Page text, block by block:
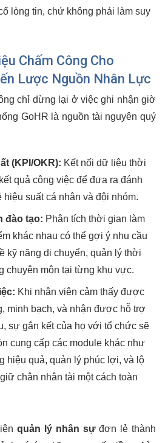
lòng tin, chứ không phải làm suy
Chấm Công Cho
Lược Nguồn Nhân Lực
chỉ dừng lại ở việc ghi nhận giờ
GoHR là nguồn tài nguyên quý
(KPI/OKR): Kết nối dữ liệu thời
quả công việc để đưa ra đánh
hiệu suất cá nhân và đội nhóm.
đào tạo: Phân tích thời gian làm
khác nhau có thể gợi ý nhu cầu
kỹ năng di chuyển, quản lý thời
chuyên môn tại từng khu vực.
Khi nhân viên cảm thấy được
minh bạch, và nhận được hỗ trợ
sự gắn kết của họ với tổ chức sẽ
cung cấp các module khác như
hiệu quả, quản lý phúc lợi, và lộ
chân nhân tài một cách toàn
quản lý nhân sựđơn lẻ thành